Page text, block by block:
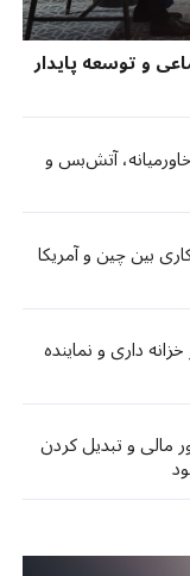
و توسعه پایدار
آتش‌بس و
بین چین و آمریکا
داری و نماینده
مالی و تبدیل کردن